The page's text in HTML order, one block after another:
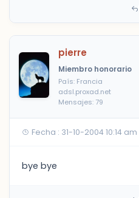
pierre
Miembro honorario
País: Francia
adsl.proxad.net
Mensajes: 79
Fecha : 31-10-2004 10:14 am
bye bye